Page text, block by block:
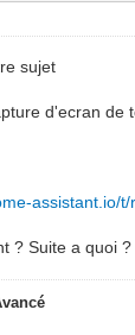
sujet
d'ecran de
assistant.io/
? Suite a quoi ?